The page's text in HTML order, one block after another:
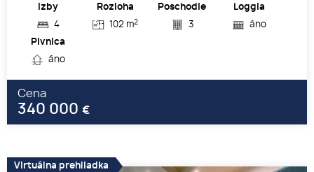
Izby
4
Rozloha
102 m2
Poschodie
3
Loggia
áno
Pivnica
áno
Cena
340 000 €
Virtuálna prehliadka